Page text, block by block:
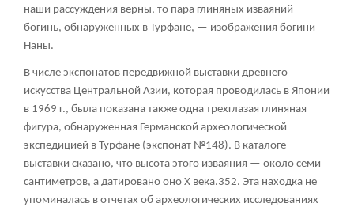
наши рассуждения верны, то пара глиняных изваяний
богинь, обнаруженных в Турфане, — изображения богини
Наны.
В числе экспонатов передвижной выставки древнего
искусства Центральной Азии, которая проводилась в Японии
в 1969 г., была показана также одна трехглазая глиняная
фигура, обнаруженная Германской археологической
экспедицией в Турфане (экспонат №148). В каталоге
выставки сказано, что высота этого изваяния — около семи
сантиметров, а датировано оно X века.352. Эта находка не
упоминалась в отчетах об археологических исследованиях